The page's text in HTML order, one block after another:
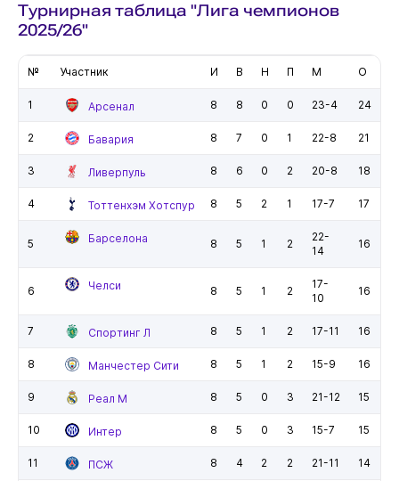
Турнирная таблица "Лига чемпионов
2025/26"
№ Участник И В Н П М О
1 Арсенал 8 8 0 0 23-4 24
2 Бавария 8 7 0 1 22-8 21
3 Ливерпуль 8 6 0 2 20-8 18
4 Тоттенхэм Хотспур 8 5 2 1 17-7 17
5 Барселона 8 5 1 2
22-
14
16
6 Челси 8 5 1 2
17-
10
16
7 Спортинг Л 8 5 1 2 17-11 16
8 Манчестер Сити 8 5 1 2 15-9 16
9 Реал М 8 5 0 3 21-12 15
10 Интер 8 5 0 3 15-7 15
11 ПСЖ 8 4 2 2 21-11 14